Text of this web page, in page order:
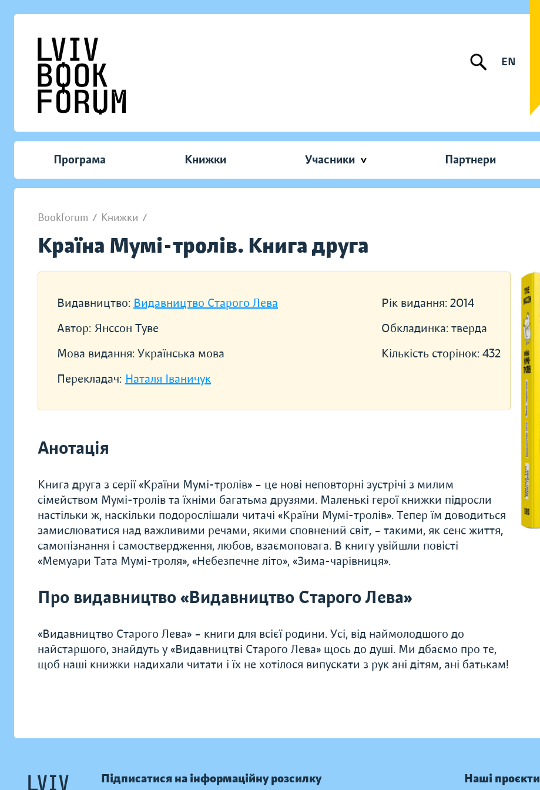
EN
Програма Книжки Учасники Партнери
Bookforum / Книжки /
Країна Мумі-тролів. Книга друга
Видавництво: Видавництво Старого Лева
Автор: Янссон Туве
Мова видання: Українська мова
Перекладач: Наталя Іваничук
Рік видання: 2014
Обкладинка: тверда
Кількість сторінок: 432
Анотація
Книга друга з серії «Країни Мумі-тролів» – це нові неповторні зустрічі з милим
сімейством Мумі-тролів та їхніми багатьма друзями. Маленькі герої книжки підросли
настільки ж, наскільки подорослішали читачі «Країни Мумі-тролів». Тепер їм доводиться
замислюватися над важливими речами, якими сповнений світ, – такими, як сенс життя,
самопізнання і самоствердження, любов, взаємоповага. В книгу увійшли повісті
«Мемуари Тата Мумі-троля», «Небезпечне літо», «Зима-чарівниця».
Про видавництво «Видавництво Старого Лева»
«Видавництво Старого Лева» – книги для всієї родини. Усі, від наймолодшого до
найстаршого, знайдуть у «Видавництві Старого Лева» щось до душі. Ми дбаємо про те,
щоб наші книжки надихали читати і їх не хотілося випускати з рук ані дітям, ані батькам!
Підписатися на інформаційну розсилку Наші проєкти